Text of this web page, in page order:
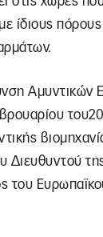
ίδιους πόρους
Αμυντικών
Διευθυντού
του